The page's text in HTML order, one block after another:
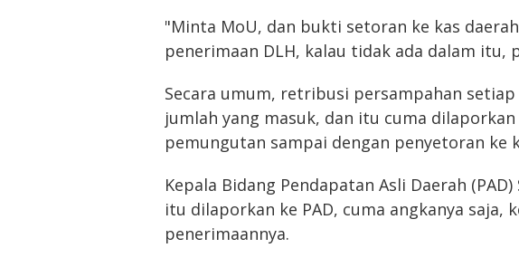
"Minta MoU, dan bukti setoran ke kas
penerimaan DLH, kalau tidak ada dalam itu,
Secara umum, retribusi persampahan
jumlah yang masuk, dan itu cuma
pemungutan sampai dengan penyetoran ke
Kepala Bidang Pendapatan Asli Daerah
itu dilaporkan ke PAD, cuma angkanya saja,
penerimaannya.